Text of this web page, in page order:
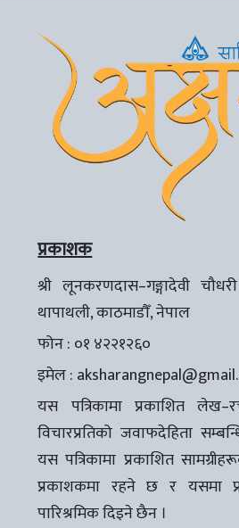
प्रकाशक
श्री लूनकरणदास–गङ्गादेवी
थापाथली, काठमाडौँ, नेपाल
फोन : ०१ ४२२१२६०
इमेल :
यस पत्रिकामा प्रकाशित
विचारप्रतिको जवाफदेहिता
यस पत्रिकामा प्रकाशित
प्रकाशकमा रहने छ र यसमा
पारिश्रमिक दिइने छैन ।